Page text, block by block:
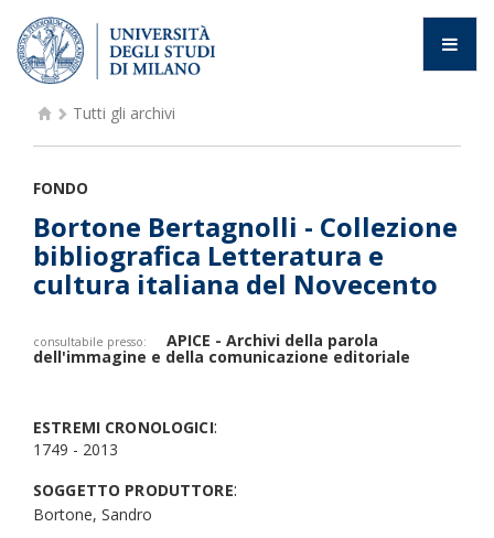
Tutti gli archivi
FONDO
Bortone Bertagnolli - Collezione
bibliografica Letteratura e
cultura italiana del Novecento
consultabile presso: APICE - Archivi della parola
dell'immagine e della comunicazione editoriale
ESTREMI CRONOLOGICI:
1749 - 2013
SOGGETTO PRODUTTORE:
Bortone, Sandro